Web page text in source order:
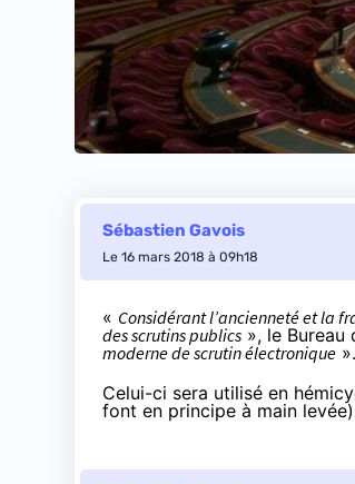
Sébastien Gavois
Le 16 mars 2018 à 09h18
« Considérant l’ancienneté et la
des scrutins publics », le Bureau
moderne de scrutin électronique ».
Celui-ci sera utilisé en
font en principe à main